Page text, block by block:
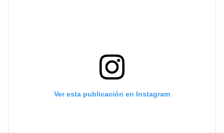
Ver esta publicación en Instagram